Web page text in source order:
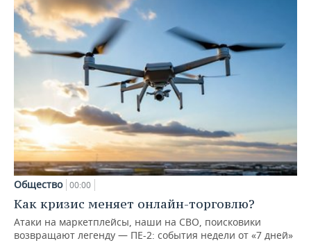
Общество 00:00
Как кризис меняет онлайн-торговлю?
Атаки на маркетплейсы, наши на СВО, поисковики
возвращают легенду — ПЕ-2: события недели от «7 дней»